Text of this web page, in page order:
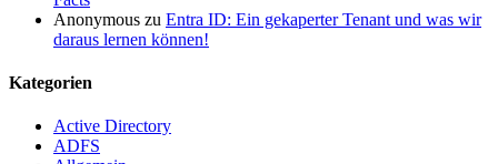
Anonymous zu Entra ID: Ein gekaperter Tenant und was wir
daraus lernen können!
Kategorien
Active Directory
ADFS